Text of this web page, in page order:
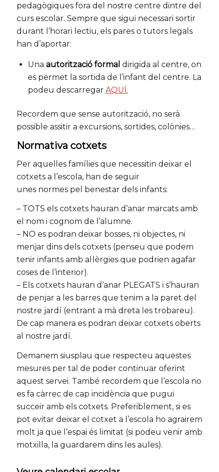
pedagògiques fora del nostre centre dintre del
curs escolar. Sempre que sigui necessari sortir
durant l’horari lectiu, els pares o tutors legals
han d’aportar:
Una autorització formal dirigida al centre, on
es permet la sortida de l’infant del centre. La
podeu descarregar AQUÍ.
Recordem que sense autorització, no serà
possible assitir a excursions, sortides, colònies…
Normativa cotxets
Per aquelles famílies que necessitin deixar el
cotxetsa l’escola, han de seguir
unes normes pel benestar dels infants:
– TOTS els cotxetshauran d’anar marcats amb
el nom i cognom de l’alumne.
– NO es podran deixar bosses, ni objectes, ni
menjar dins dels cotxets(penseu que podem
tenir infants amb al·lèrgies que podrien agafar
coses de l’interior).
– Els cotxetshauran d’anar PLEGATS i s’hauran
de penjar a les barres que tenim a la paret del
nostre jardí (entrant a mà dreta les trobareu).
De cap manera es podran deixar cotxetsoberts
al nostre jardí.
Demanem siusplau que respecteu aquestes
mesures per tal de poder continuar oferint
aquest servei. També recordem que l’escola no
es fa càrrec de cap incidència que pugui
succeir amb els cotxets. Preferiblement, si es
pot evitar deixar el cotxet a l’escola ho agrairem
molt ja que l’espai és limitat (si podeu venir amb
motxilla, la guardarem dins les aules).